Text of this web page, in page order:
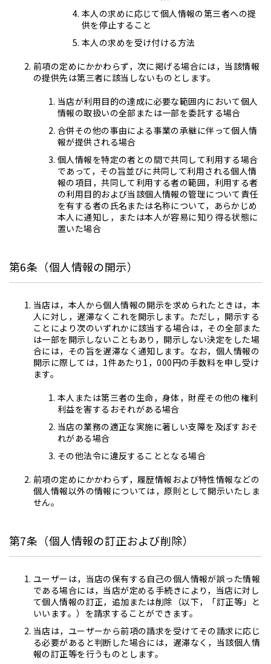
本人の求めに応じて個人情報の第三者への提
供を停止すること
本人の求めを受け付ける方法
前項の定めにかかわらず，次に掲げる場合には，当該情報
の提供先は第三者に該当しないものとします。
当店が利用目的の達成に必要な範囲内において個人
情報の取扱いの全部または一部を委託する場合
合併その他の事由による事業の承継に伴って個人情
報が提供される場合
個人情報を特定の者との間で共同して利用する場合
であって，その旨並びに共同して利用される個人情
報の項目，共同して利用する者の範囲，利用する者
の利用目的および当該個人情報の管理について責任
を有する者の氏名または名称について，あらかじめ
本人に通知し，または本人が容易に知り得る状態に
置いた場合
第6条（個人情報の開示）
当店は，本人から個人情報の開示を求められたときは，本
人に対し，遅滞なくこれを開示します。ただし，開示する
ことにより次のいずれかに該当する場合は，その全部また
は一部を開示しないこともあり，開示しない決定をした場
合には，その旨を遅滞なく通知します。なお，個人情報の
開示に際しては，1件あたり1，000円の手数料を申し受け
ます。
本人または第三者の生命，身体，財産その他の権利
利益を害するおそれがある場合
当店の業務の適正な実施に著しい支障を及ぼすおそ
れがある場合
その他法令に違反することとなる場合
前項の定めにかかわらず，履歴情報および特性情報などの
個人情報以外の情報については，原則として開示いたしま
せん。
第7条（個人情報の訂正および削除）
ユーザーは，当店の保有する自己の個人情報が誤った情報
である場合には，当店が定める手続きにより，当店に対し
て個人情報の訂正，追加または削除（以下，「訂正等」と
いいます。）を請求することができます。
当店は，ユーザーから前項の請求を受けてその請求に応じ
る必要があると判断した場合には，遅滞なく，当該個人情
報の訂正等を行うものとします。